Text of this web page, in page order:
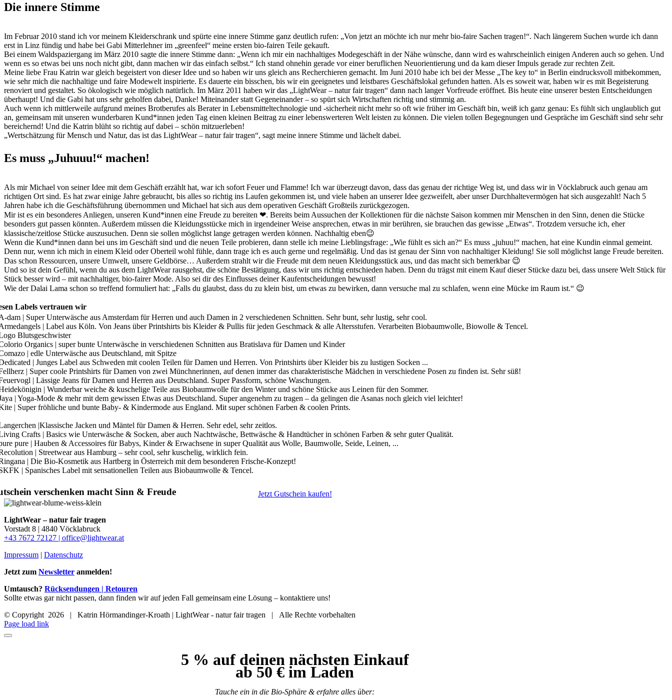
Die innere Stimme
Im Februar 2010 stand ich vor meinem Kleiderschrank und spürte eine innere Stimme ganz deutlich rufen: „Von jetzt an möchte ich nur mehr bio-faire Sachen tragen!“. Nach längerem Suchen wurde ich dann
erst in Linz fündig und habe bei Gabi Mitterlehner im „greenfeel“ meine ersten bio-fairen Teile gekauft.
Bei einem Waldspaziergang im März 2010 sagte die innere Stimme dann: „Wenn ich mir ein nachhaltiges Modegeschäft in der Nähe wünsche, dann wird es wahrscheinlich einigen Anderen auch so gehen. Und
wenn es so etwas bei uns noch nicht gibt, dann machen wir das einfach selbst.“ Ich stand ohnehin gerade vor einer beruflichen Neuorientierung und da kam dieser Impuls gerade zur rechten Zeit.
Meine liebe Frau Katrin war gleich begeistert von dieser Idee und so haben wir uns gleich ans Recherchieren gemacht. Im Juni 2010 habe ich bei der Messe „The key to“ in Berlin eindrucksvoll mitbekommen,
wie sehr mich die nachhaltige und faire Modewelt inspirierte. Es dauerte ein bisschen, bis wir ein geeignetes und leistbares Geschäftslokal gefunden hatten. Als es soweit war, haben wir es mit Begeisterung
renoviert und gestaltet. So ökologisch wie möglich natürlich. Im März 2011 haben wir das „LightWear – natur fair tragen“ dann nach langer Vorfreude eröffnet. Bis heute eine unserer besten Entscheidungen
überhaupt! Und die Gabi hat uns sehr geholfen dabei, Danke! Miteinander statt Gegeneinander – so spürt sich Wirtschaften richtig und stimmig an.
Auch wenn ich mittlerweile aufgrund meines Brotberufes als Berater in Lebensmitteltechnologie und -sicherheit nicht mehr so oft wie früher im Geschäft bin, weiß ich ganz genau: Es fühlt sich unglaublich gut
an, gemeinsam mit unseren wunderbaren Kund*innen jeden Tag einen kleinen Beitrag zu einer lebenswerteren Welt leisten zu können. Die vielen tollen Begegnungen und Gespräche im Geschäft sind sehr sehr
bereichernd! Und die Katrin blüht so richtig auf dabei – schön mitzuerleben!
„Wertschätzung für Mensch und Natur, das ist das LightWear – natur fair tragen“, sagt meine innere Stimme und lächelt dabei.
Es muss „Juhuuu!“ machen!
Als mir Michael von seiner Idee mit dem Geschäft erzählt hat, war ich sofort Feuer und Flamme! Ich war überzeugt davon, dass das genau der richtige Weg ist, und dass wir in Vöcklabruck auch genau am
richtigen Ort sind. Es hat zwar einige Jahre gebraucht, bis alles so richtig ins Laufen gekommen ist, und viele haben an unserer Idee gezweifelt, aber unser Durchhaltevermögen hat sich ausgezahlt! Nach 5
Jahren habe ich die Geschäftsführung übernommen und Michael hat sich aus dem operativen Geschäft Großteils zurückgezogen.
Mir ist es ein besonderes Anliegen, unseren Kund*innen eine Freude zu bereiten ❤. Bereits beim Aussuchen der Kollektionen für die nächste Saison kommen mir Menschen in den Sinn, denen die Stücke
besonders gut passen könnten. Außerdem müssen die Kleidungsstücke mich in irgendeiner Weise ansprechen, etwas in mir berühren, sie brauchen das gewisse „Etwas“. Trotzdem versuche ich, eher
klassische/zeitlose Stücke auszusuchen. Denn sie sollen möglichst lange getragen werden können. Nachhaltig eben😉
Wenn die Kund*innen dann bei uns im Geschäft sind und die neuen Teile probieren, dann stelle ich meine Lieblingsfrage: „Wie fühlt es sich an?“ Es muss „juhuu!“ machen, hat eine Kundin einmal gemeint.
Denn nur, wenn ich mich in einem Kleid oder Oberteil wohl fühle, dann trage ich es auch gerne und regelmäßig. Und das ist genau der Sinn von nachhaltiger Kleidung! Sie soll möglichst lange Freude bereiten.
Das schon Ressourcen, unsere Umwelt, unsere Geldbörse… Außerdem strahlt wir die Freude mit dem neuen Kleidungsstück aus, und das macht sich bemerkbar 😉
Und so ist dein Gefühl, wenn du aus dem LightWear rausgehst, die schöne Bestätigung, dass wir uns richtig entschieden haben. Denn du trägst mit einem Kauf dieser Stücke dazu bei, dass unsere Welt Stück für
Stück besser wird – mit nachhaltiger, bio-fairer Mode. Also sei dir des Einflusses deiner Kaufentscheidungen bewusst!
Wie der Dalai Lama schon so treffend formuliert hat: „Falls du glaubst, dass du zu klein bist, um etwas zu bewirken, dann versuche mal zu schlafen, wenn eine Mücke im Raum ist.“ 😉
Labels vertrauen wir
verschenken macht Sinn & Freude Jetzt Gutschein kaufen!
LightWear – natur fair tragen
Vorstadt 8 | 4840 Vöcklabruck
+43 7672 72127 | office@lightwear.at
Impressum | Datenschutz
Jetzt zum Newsletter anmelden!
Umtausch? Rücksendungen | Retouren
Sollte etwas gar nicht passen, dann finden wir auf jeden Fall gemeinsam eine Lösung ‒ kontaktiere uns!
© Copyright 2026 | Katrin Hörmandinger-Kroath | LightWear - natur fair tragen | Alle Rechte vorbehalten
Page load link
5 % auf deinen nächsten Einkauf
ab 50 € im Laden
Tauche ein in die Bio-Sphäre & erfahre alles über: